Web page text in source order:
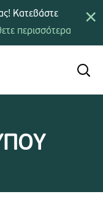
×
Κατεβάστε
περισσότερα